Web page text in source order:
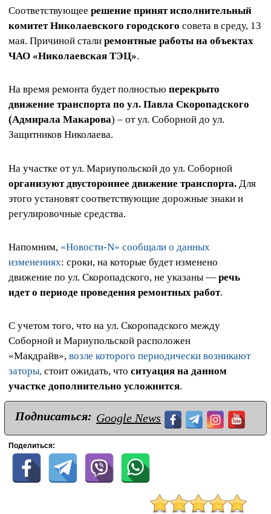
Соответствующее решение принят исполнительный
комитет Николаевского городского совета в среду, 13
мая. Причиной стали ремонтные работы на объектах
ЧАО «Николаевская ТЭЦ».
На время ремонта будет полностью перекрыто
движение транспорта по ул. Павла Скоропадского
(Адмирала Макарова) – от ул. Соборной до ул.
Защитников Николаева.
На участке от ул. Мариупольской до ул. Соборной
организуют двустороннее движение транспорта. Для
этого установят соответствующие дорожные знаки и
регулировочные средства.
Напомним, «Новости-N» сообщали о данных
изменениях: сроки, на которые будет изменено
движение по ул. Скоропадского, не указаны — речь
идет о периоде проведения ремонтных работ.
С учетом того, что на ул. Скоропадского между
Соборной и Мариупольской расположен
«Макдрайв», возле которого периодически возникают
заторы, стоит ожидать, что ситуация на данном
участке дополнительно усложнится.
Подписаться: Google News
Поделиться: